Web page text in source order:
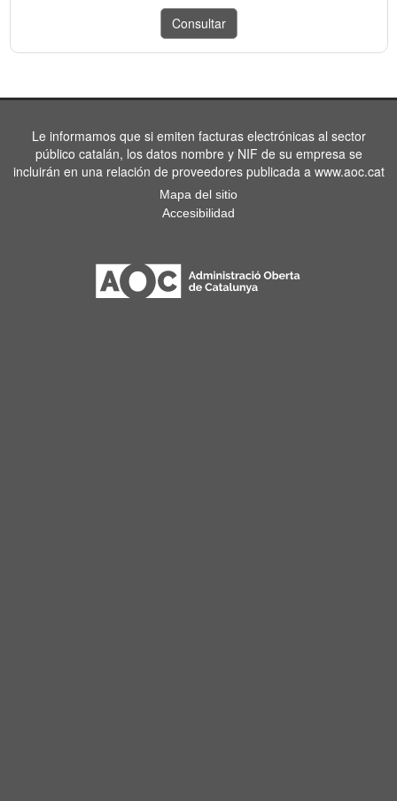
Le informamos que si emiten facturas electrónicas al sector
público catalán, los datos nombre y NIF de su empresa se
incluirán en una relación de proveedores publicada a www.aoc.cat
Mapa del sitio
Accesibilidad